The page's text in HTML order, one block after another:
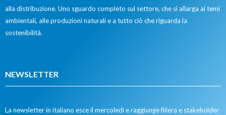
alla distribuzione. Uno sguardo completo sul settore, che si allarga ai temi
ambientali, alle produzioni naturali e a tutto ciò che riguarda la
sostenibilità.
NEWSLETTER
La newsletter in italiano esce il mercoledì e raggiunge filiera e stakeholder